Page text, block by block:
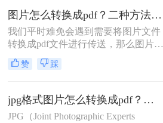
传输。工作中的朋友是否会经常遇到
这个问题，公司规定项目中的文件资
料都要用统一的PDF文件格式保存。
但有时会收到完全是JPG图片格式的
文件。面对这些图片，我们应该怎么
将图片转换为PDF文件呢？接下来，
图片怎么转换成pdf？二种方法轻松转换！
我们平时难免会遇到需要将图片文件
转换成pdf文件进行传送，那么图片怎
么转换成pdf呢？接下来就让小编来教
你如何操作。
赞 踩
jpg格式图片怎么转换成pdf？这3种方法快来看看！
JPG（Joint Photographic Experts